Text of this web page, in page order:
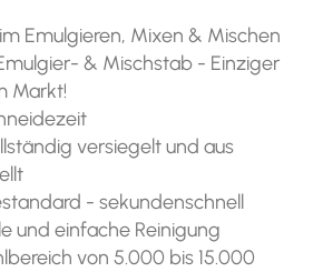
Emulgieren, Mixen & Mischen
& Mischstab - Einziger
Markt!
versiegelt und aus
- sekundenschnell
und einfache Reinigung
von 5.000 bis 15.000